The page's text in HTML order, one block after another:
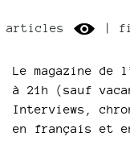
articles |
Le magazine de
à 21h (sauf
Interviews,
en français et